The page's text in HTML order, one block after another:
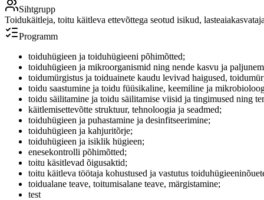
Sihtgrupp
Toidukäitleja, toitu käitleva ettevõttega seotud isikud,
Programm
toiduhügieen ja toiduhügieeni põhimõtted;
toiduhügieen ja mikroorganismid ning nende kasvu ja
toidumürgistus ja toiduainete kaudu levivad haigused,
toidu saastumine ja toidu füüsikaline, keemiline ja
toidu säilitamine ja toidu säilitamise viisid ja tingimused ning
käitlemisettevõtte struktuur, tehnoloogia ja seadmed;
toiduhügieen ja puhastamine ja desinfitseerimine;
toiduhügieen ja kahjuritõrje;
toiduhügieen ja isiklik hügieen;
enesekontrolli põhimõtted;
toitu käsitlevad õigusaktid;
toitu käitleva töötaja kohustused ja vastutus
toidualane teave, toitumisalane teave, märgistamine;
test